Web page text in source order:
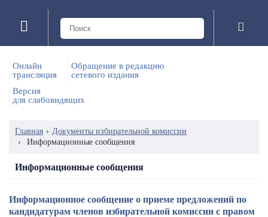
Онлайн
трансляция
Обращение в редакцию
сетевого издания
Версия
для слабовидящих
Главная › Документы избирательной комиссии
›
Информационные сообщения
Информационные сообщения
Информационное сообщение о приеме предложений по
кандидатурам членов избирательной комиссии с правом